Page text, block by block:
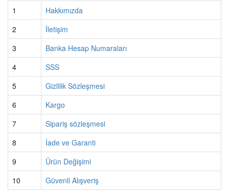
1
Hakkımızda
2
İletişim
3
Banka Hesap Numaraları
4
SSS
5
Gizlilik Sözleşmesi
6
Kargo
7
Sipariş sözleşmesi
8
İade ve Garanti
9
Ürün Değişimi
10
Güvenli Alışveriş